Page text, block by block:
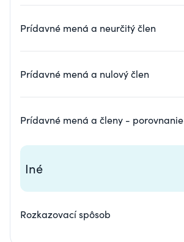
Prídavné mená a neurčitý člen
Prídavné mená a nulový člen
Prídavné mená a členy - porovnanie
Iné
Rozkazovací spôsob